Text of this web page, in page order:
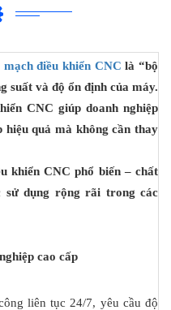
mạch điều khiển CNC là “bộ
suất và độ ổn định của máy.
CNC giúp doanh nghiệp
quả mà không cần thay
khiển CNC phổ biến – chất
dụng rộng rãi trong các
cao cấp
liên tục 24/7, yêu cầu độ